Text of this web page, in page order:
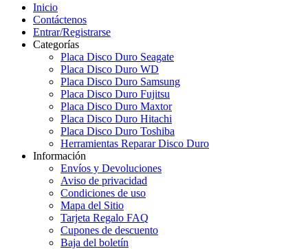
Inicio
Contáctenos
Entrar/Registrarse
Categorías
Placa Disco Duro Seagate
Placa Disco Duro WD
Placa Disco Duro Samsung
Placa Disco Duro Fujitsu
Placa Disco Duro Maxtor
Placa Disco Duro Hitachi
Placa Disco Duro Toshiba
Herramientas Reparar Disco Duro
Información
Envíos y Devoluciones
Aviso de privacidad
Condiciones de uso
Mapa del Sitio
Tarjeta Regalo FAQ
Cupones de descuento
Baja del boletín